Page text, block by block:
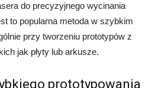
do precyzyjnego wycinania
to popularna metoda w szybkim
przy tworzeniu prototypów z
jak płyty lub arkusze.
prototypowania